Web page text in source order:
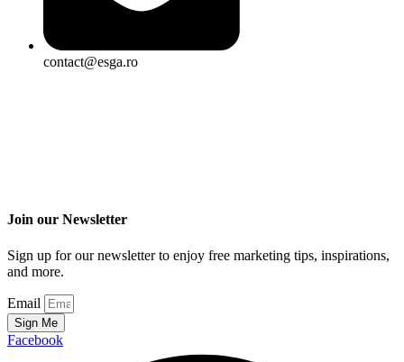
contact@esga.ro
Join our Newsletter
Sign up for our newsletter to enjoy free marketing tips, inspirations,
and more.
Email
Sign Me
Facebook